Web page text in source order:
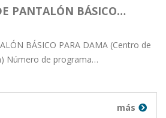
PANTALÓN BÁSICO…
BÁSICO PARA DAMA (Centro de
Número de programa…
más